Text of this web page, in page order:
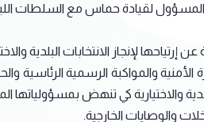
لقيادة حماس مع السلطات
عن إرتياحها لإنجاز الانتخابات
الأمنية والمواكبة الرسمية
والاختيارية كي تنهض بمسؤولياتها
والوصايات الخارجية.